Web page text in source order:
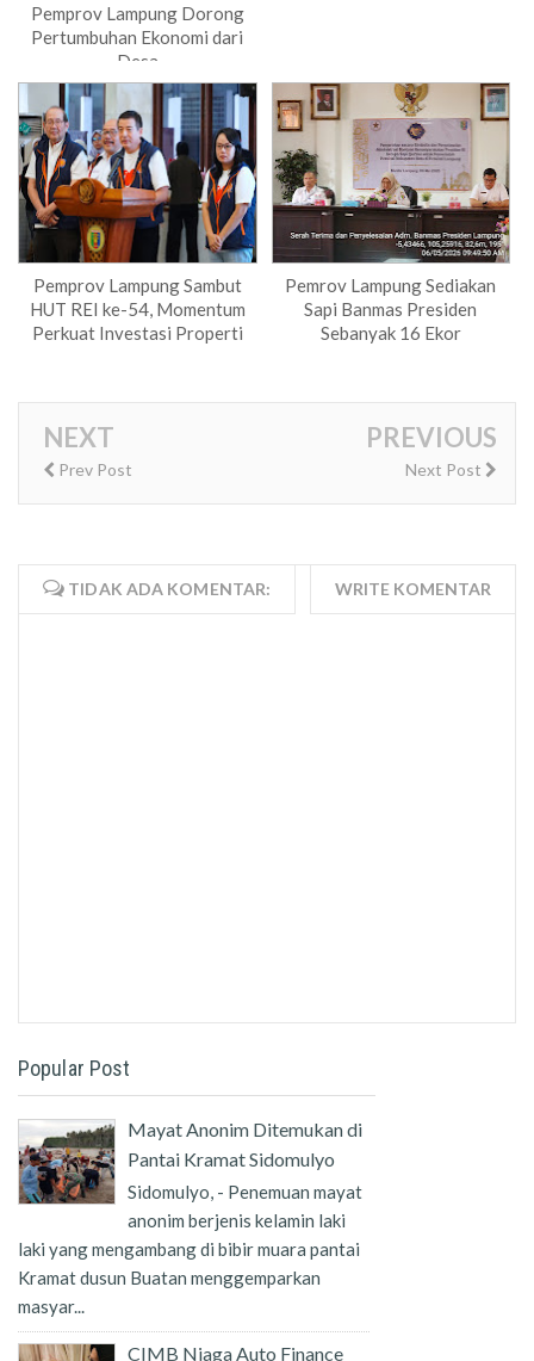
Pemprov Lampung Dorong
Pertumbuhan Ekonomi dari
Desa
Pemprov Lampung Sambut
HUT REI ke-54, Momentum
Perkuat Investasi Properti
Pemrov Lampung Sediakan
Sapi Banmas Presiden
Sebanyak 16 Ekor
NEXT
Prev Post
PREVIOUS
Next Post
TIDAK ADA KOMENTAR: WRITE KOMENTAR
Popular Post
Mayat Anonim Ditemukan di
Pantai Kramat Sidomulyo
Sidomulyo, - Penemuan mayat
anonim berjenis kelamin laki
laki yang mengambang di bibir muara pantai
Kramat dusun Buatan menggemparkan
masyar...
CIMB Niaga Auto Finance